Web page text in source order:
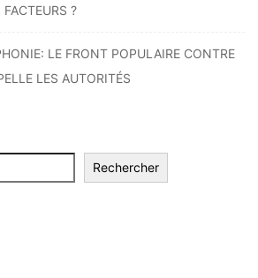
?
LE FRONT POPULAIRE CONTRE
LES AUTORITÉS
Rechercher